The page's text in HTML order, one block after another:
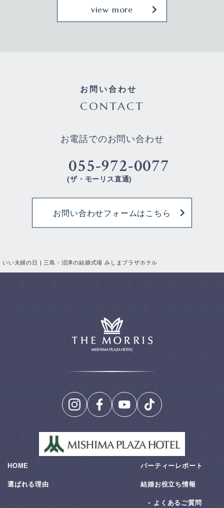
いい夫婦の日 | 三島・沼津の結婚式場 みしまプラザホテル
view more
お問い合わせ
CONTACT
お電話でのお問い合わせ
055-972-0077
(ザ・モーリス直通)
お問い合わせフォームはこちら
HOME
選ばれる理由
パーティーレポート
結婚お役⽴ち情報
よくあるご質問